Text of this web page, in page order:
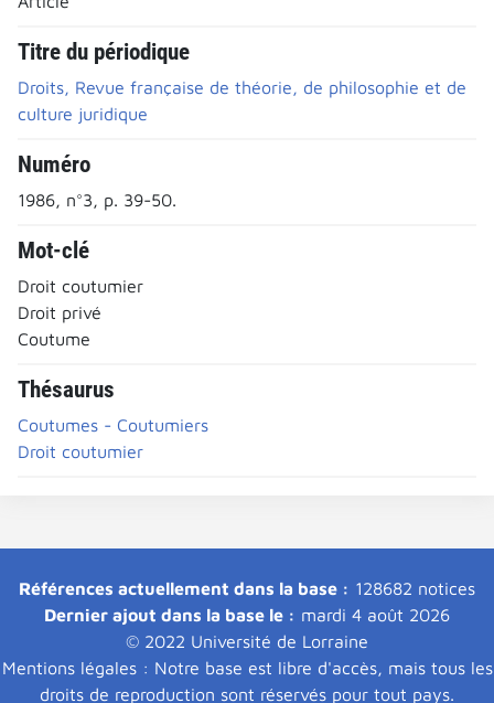
Titre du périodique
Droits, Revue française de théorie, de philosophie et de
culture juridique
Numéro
1986, n°3, p. 39-50.
Mot-clé
Droit coutumier
Droit privé
Coutume
Thésaurus
Coutumes - Coutumiers
Droit coutumier
Références actuellement dans la base : 128682 notices
Dernier ajout dans la base le : mardi 4 août 2026
© 2022 Université de Lorraine
Mentions légales : Notre base est libre d'accès, mais tous les
droits de reproduction sont réservés pour tout pays.